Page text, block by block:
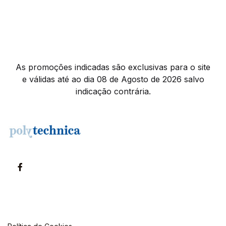
As promoções indicadas são exclusivas para o site
e válidas até ao dia 08 de Agosto de 2026 salvo
indicação contrária.